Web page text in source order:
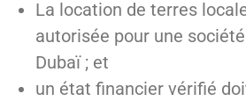
La location de terres
autorisée pour une
Dubaï ; et
un état financier vérifié